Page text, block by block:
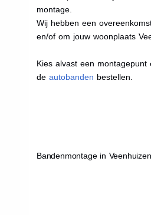
montage.
Wij hebben een
en/of om jouw woonplaats
Kies alvast een
de autobanden bestellen.
Bandenmontage in